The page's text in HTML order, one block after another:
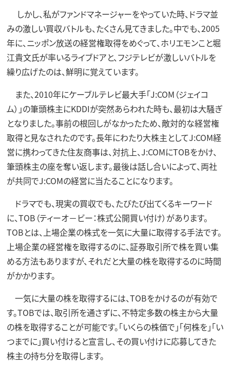
しかし、私がファンドマネージャーをやっていた時、ドラマ並
みの激しい買収バトルも、たくさん見てきました。中でも、2005
年に、ニッポン放送の経営権取得をめぐって、ホリエモンこと堀
江貴文氏が率いるライブドアと、フジテレビが激しいバトルを
繰り広げたのは、鮮明に覚えています。
また、2010年にケーブルテレビ最大手「J:COM（ジェイコ
ム）」の筆頭株主にKDDIが突然あらわれた時も、最初は大騒ぎ
となりました。事前の根回しがなかったため、敵対的な経営権
取得と見なされたのです。長年にわたり大株主としてJ:COM経
営に携わってきた住友商事は、対抗上、J:COMにTOBをかけ、
筆頭株主の座を奪い返します。最後は話し合いによって、両社
が共同でJ:COMの経営に当たることになります。
ドラマでも、現実の買収でも、たびたび出てくるキーワード
に、TOB（ティーオ－ビー：株式公開買い付け）があります。
TOBとは、上場企業の株式を一気に大量に取得する手法です。
上場企業の経営権を取得するのに、証券取引所で株を買い集
める方法もありますが、それだと大量の株を取得するのに時間
がかかります。
一気に大量の株を取得するには、TOBをかけるのが有効で
す。TOBでは、取引所を通さずに、不特定多数の株主から大量
の株を取得することが可能です。「いくらの株価で」「何株を」「い
つまでに」買い付けると宣言し、その買い付けに応募してきた
株主の持ち分を取得します。